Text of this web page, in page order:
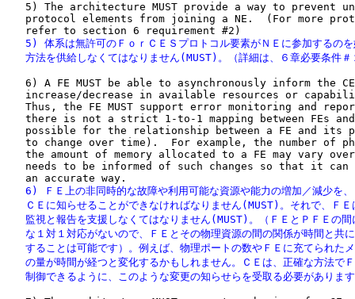
5) The architecture MUST provide a way to prevent
protocol elements from joining a NE.  (For more
5) 体系は無許可のＦｏｒＣＥＳプロトコル要素がＮＥに参加するの
方法を供給しなくてはなりません(MUST)。（詳細は、６章必要条件＃
6) A FE MUST be able to asynchronously inform the
increase/decrease in available resources or
Thus, the FE MUST support error monitoring and
there is not a strict 1-to-1 mapping between FEs
possible for the relationship between a FE and its
to change over time).  For example, the number of
the amount of memory allocated to a FE may vary
needs to be informed of such changes so that it can
6) ＦＥ上の非同時的な故障や利用可能な資源や能力の増加／減少を
ＣＥに知らせることができなければなりません(MUST)。それで、ＦＥ
監視と報告を支援しなくてはなりません(MUST)。（ＦＥとＰＦＥの間
な１対１対応がないので、ＦＥとその物理資源の間の関係が時間と共
することは可能です）。例えば、物理ポートの数やＦＥに充てられた
の量が時間が経つと変化するかもしれません。ＣＥは、正確な方法で
制御できるように、このような変更の知らせらを受取る必要がありま